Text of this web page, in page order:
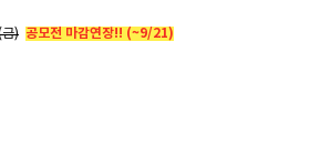
) 공모전 마감연장!! (~9/21)